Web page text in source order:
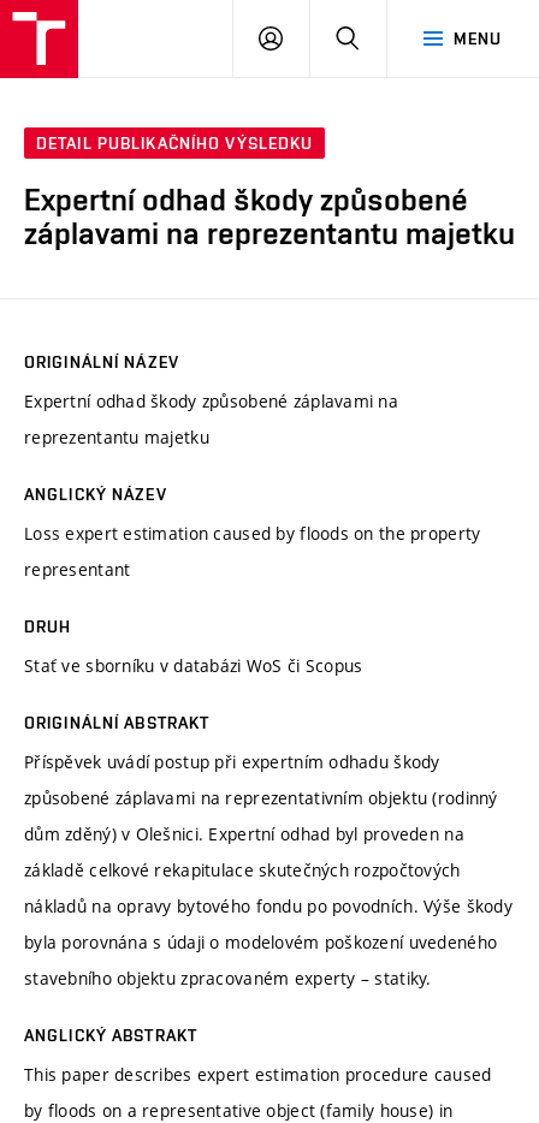
MENU
PŘIHLÁSIT
DETAIL PUBLIKAČNÍHO VÝSLEDKU
Expertní odhad škody způsobené
záplavami na reprezentantu majetku
ORIGINÁLNÍ NÁZEV
Expertní odhad škody způsobené záplavami na
reprezentantu majetku
ANGLICKÝ NÁZEV
Loss expert estimation caused by floods on the property
representant
DRUH
Stať ve sborníku v databázi WoS či Scopus
ORIGINÁLNÍ ABSTRAKT
Příspěvek uvádí postup při expertním odhadu škody
způsobené záplavami na reprezentativním objektu (rodinný
dům zděný) v Olešnici. Expertní odhad byl proveden na
základě celkové rekapitulace skutečných rozpočtových
nákladů na opravy bytového fondu po povodních. Výše škody
byla porovnána s údaji o modelovém poškození uvedeného
stavebního objektu zpracovaném experty – statiky.
ANGLICKÝ ABSTRAKT
This paper describes expert estimation procedure caused
by floods on a representative object (family house) in